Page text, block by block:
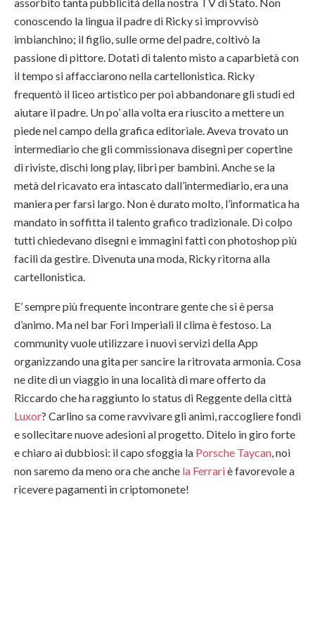
conoscendo la lingua il padre di Ricky si improvvisò
imbianchino; il figlio, sulle orme del padre, coltivò la
passione di pittore. Dotati di talento misto a caparbietà con
il tempo si affacciarono nella cartellonistica. Ricky
frequentò il liceo artistico per poi abbandonare gli studi ed
aiutare il padre. Un po’ alla volta era riuscito a mettere un
piede nel campo della grafica editoriale. Aveva trovato un
intermediario che gli commissionava disegni per copertine
di riviste, dischi long play, libri per bambini. Anche se la
metà del ricavato era intascato dall’intermediario, era una
maniera per farsi largo. Non è durato molto, l’informatica ha
mandato in soffitta il talento grafico tradizionale. Di colpo
tutti chiedevano disegni e immagini fatti con photoshop più
facili da gestire. Divenuta una moda, Ricky ritorna alla
cartellonistica.
E’ sempre più frequente incontrare gente che si è persa
d’animo. Ma nel bar Fori Imperiali il clima è festoso. La
community vuole utilizzare i nuovi servizi della App
organizzando una gita per sancire la ritrovata armonia. Cosa
ne dite di un viaggio in una località di mare offerto da
Riccardo che ha raggiunto lo status di Reggente della città
Luxor? Carlino sa come ravvivare gli animi, raccogliere fondi
e sollecitare nuove adesioni al progetto. Ditelo in giro forte
e chiaro ai dubbiosi: il capo sfoggia la Porsche Taycan , noi
non saremo da meno ora cheanche la Ferrariè favorevole a
ricevere pagamenti in criptomonete!